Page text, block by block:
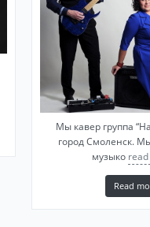
Мы кавер группа
город Смоленск.
музыко
Read